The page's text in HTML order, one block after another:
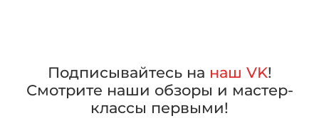
Подписывайтесь на наш VK!
Смотрите наши обзоры и мастер-
классы первыми!